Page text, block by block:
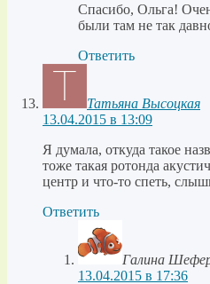
Спасибо, Ольга!
были там не так
Ответить
Татьяна Высоцкая
13.04.2015 в 13:09
Я думала, откуда такое
тоже такая ротонда
центр и что-то спеть,
Ответить
Галина
13.04.2015 в 17:36